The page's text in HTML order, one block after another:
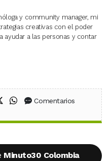
y community manager, mi
creativas con el poder
ayudar a las personas y contar
en Facebook
Compartir en X (Twitter)
Compartir en WhatsApp
Comentarios
Minuto30 Colombia